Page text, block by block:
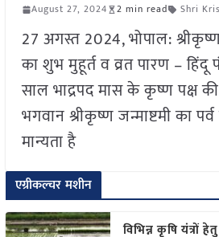
August 27, 2024 2 min read Shri
27 अगस्त 2024, भोपाल:
का शुभ मुहूर्त व व्रत पारण –
साल भाद्रपद मास के कृष्ण पक्ष की
भगवान श्रीकृष्ण जन्माष्टमी का
मान्यता है
एग्रीकल्चर मशीन
विभिन्न कृषि